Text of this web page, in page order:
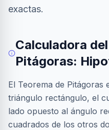
exactas.
Calculadora
Pitágoras:
El Teorema de Pitágoras
triángulo rectángulo, el
lado opuesto al ángulo
cuadrados de los otros